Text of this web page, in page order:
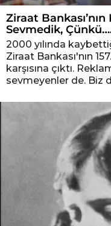
Ziraat Bankası’nın
Sevmedik,
2000 yılında
Ziraat Bankası'nın
karşısına çıktı.
sevmeyenler de. Biz